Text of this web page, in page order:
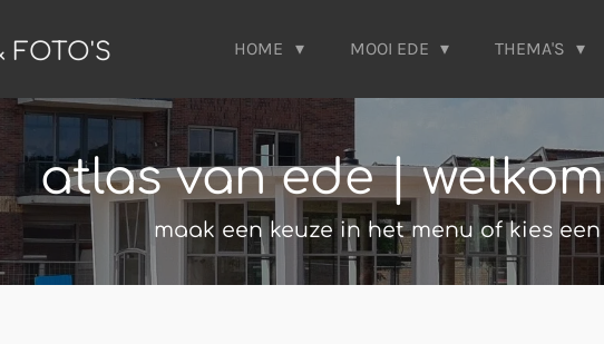
FOTO'S HOME MOOI EDE THEMA'S
atlas van ede |
maak een keuze in het menu of kies